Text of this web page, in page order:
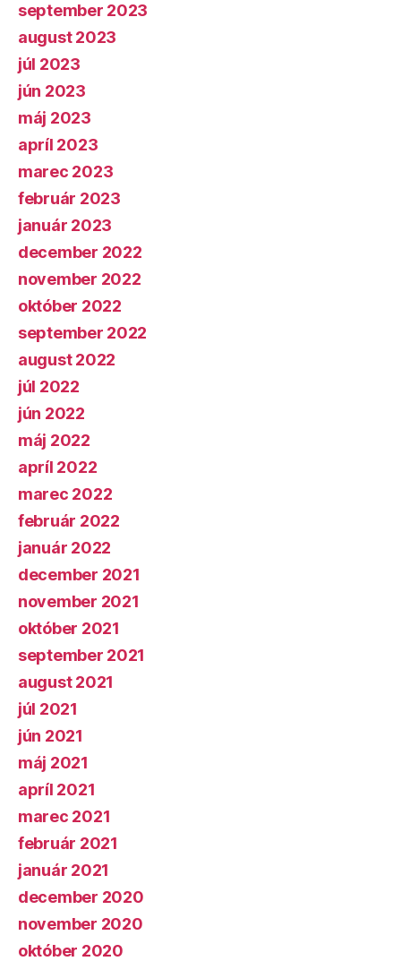
september 2023
august 2023
júl 2023
jún 2023
máj 2023
apríl 2023
marec 2023
február 2023
január 2023
december 2022
november 2022
október 2022
september 2022
august 2022
júl 2022
jún 2022
máj 2022
apríl 2022
marec 2022
február 2022
január 2022
december 2021
november 2021
október 2021
september 2021
august 2021
júl 2021
jún 2021
máj 2021
apríl 2021
marec 2021
február 2021
január 2021
december 2020
november 2020
október 2020